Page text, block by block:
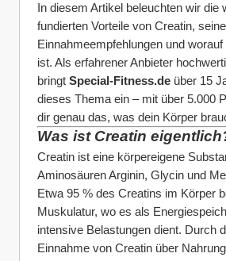
In diesem Artikel beleuchten wir die
fundierten Vorteile von Creatin,
Einnahmeempfehlungen und
ist. Als erfahrener Anbieter
bringt Special-Fitness.de über 15
dieses Thema ein – mit über 5.000
dir genau das, was dein Körper
Was ist Creatin
Creatin ist eine körpereigene
Aminosäuren Arginin, Glycin und
Etwa 95 % des Creatins im Körper
Muskulatur, wo es als
intensive Belastungen dient. Durch
Einnahme von Creatin über